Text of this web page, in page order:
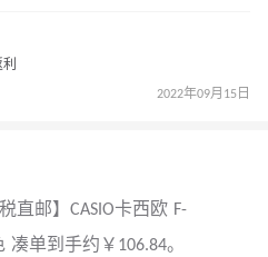
2022年09月15日
直邮】CASIO卡西欧 F-
凑单到手约￥106.84。